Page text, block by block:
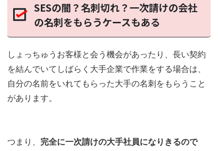
SESの闇？名刺切れ？一次請けの会社
の名刺をもらうケースもある
しょっちゅうお客様と会う機会があったり、長い契約
を結んでいてしばらく大手企業で作業をする場合は、
自分の名前をいれてもらった大手の名刺をもらうこと
があります。
つまり、 完全に一次請けの大手社員になりきるので